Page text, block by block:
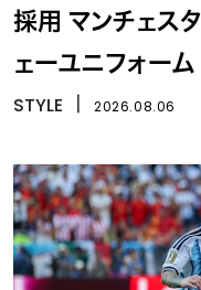
採用 マンチェス
ェーユニフォーム
STYLE 2026.08.06